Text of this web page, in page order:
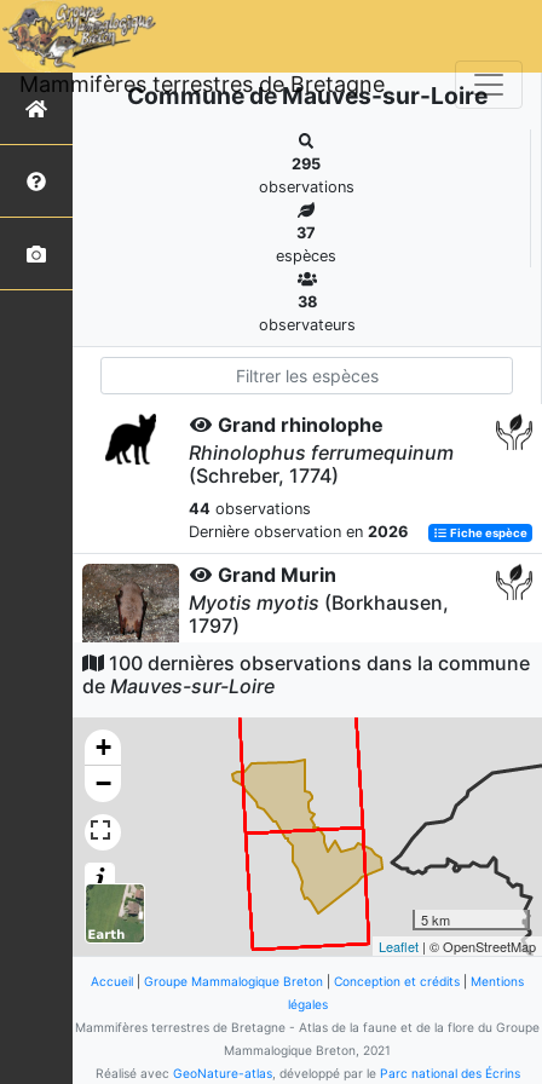
Mammifères terrestres de Bretagne
Commune de Mauves-sur-Loire
295
observations
37
espèces
38
observateurs
Grand rhinolophe
Rhinolophus ferrumequinum
(Schreber, 1774)
44 observations
Dernière observation en 2026 Fiche espèce
Grand Murin
Myotis myotis (Borkhausen,
1797)
38observations
Dernière observation en
Murin de Daubenton
Myotis daubentonii
observations
Dernière observation en
Fiche espèce
Murin de Natterer
Myotis nattereri
(Kuhl, 1817)
observations
Dernière observation en 2026 Fiche espèce
Petit rhinolophe
Rhinolophus hipposideros
(Borkhausen, 1797)
observations
100 dernières observations dans la commune
de Mauves-sur-Loire
+
−
5 km
Leaflet | © OpenStreetMap
Accueil Groupe Mammalogique Breton Conception et crédits
Mentions
légales
Mammifères terrestres de Bretagne - Atlas de la faune et de la flore du Groupe
Mammalogique Breton, 2021
Réalisé avec GeoNature-atlas, développé par le Parc national des Écrins